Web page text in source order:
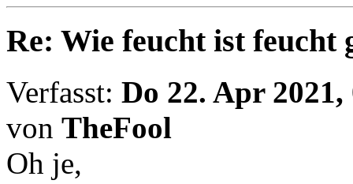
Re: Wie feucht ist feucht
Verfasst: Do 22. Apr 2021,
von TheFool
Oh je,